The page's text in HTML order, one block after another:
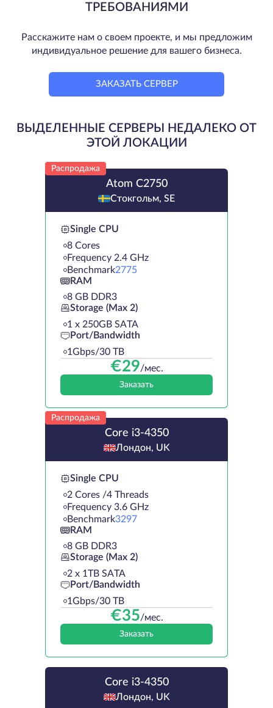
ТРЕБОВАНИЯМИ
Расскажите нам о своем проекте, и мы предложим
индивидуальное решение для вашего бизнеса.
ЗАКАЗАТЬ СЕРВЕР
ВЫДЕЛЕННЫЕ СЕРВЕРЫ НЕДАЛЕКО ОТ
ЭТОЙ ЛОКАЦИИ
Распродажа
Atom C2750
Стокгольм, SE
Single CPU
8 Cores
Frequency 2.4 GHz
Benchmark2775
RAM
8 GB DDR3
Storage (Max 2)
1 х 250GB SATA
Port/Bandwidth
1Gbps/30 TB
€29/мес.
Заказать
Распродажа
Core i3-4350
Лондон, UK
Single CPU
2 Cores /4 Threads
Frequency 3.6 GHz
Benchmark3297
RAM
8 GB DDR3
Storage (Max 2)
2 х 1TB SATA
Port/Bandwidth
1Gbps/30 TB
€35/мес.
Заказать
Core i3-4350
Лондон, UK